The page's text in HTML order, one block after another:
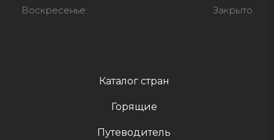
Каталог стран
Горящие
Путеводитель
Воскресенье: Закрыто